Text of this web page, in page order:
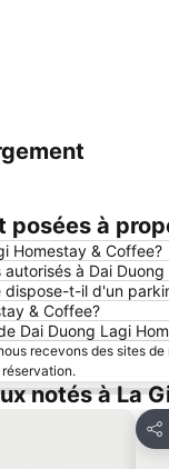
à
Homestay & Coffee?
à Dai
dispose-t-il d'un
& Coffee?
Dai Duong Lagi
recevons des sites
notés à La